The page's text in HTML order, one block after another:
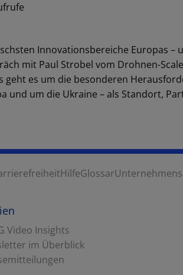
Innovationsbereiche Europas –
mit Paul Strobel vom Drohnen-
geht es um die besonderen
und um die Ukraine – als Standort,
HilfeGlossar
Video Insights
im Überblick